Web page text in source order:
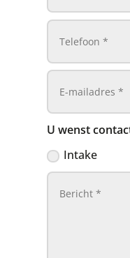
U wenst
Intake